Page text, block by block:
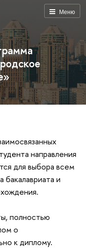
Меню
направления
для выбора всем
бакалавриата и
полностью
о
к диплому.